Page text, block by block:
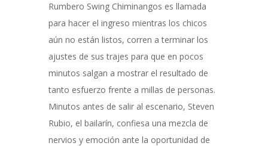
Rumbero Swing Chiminangos es llamada
para hacer el ingreso mientras los chicos
aún no están listos, corren a terminar los
ajustes de sus trajes para que en pocos
minutos salgan a mostrar el resultado de
tanto esfuerzo frente a millas de personas.
Minutos antes de salir al escenario, Steven
Rubio, el bailarín, confiesa una mezcla de
nervios y emoción ante la oportunidad de